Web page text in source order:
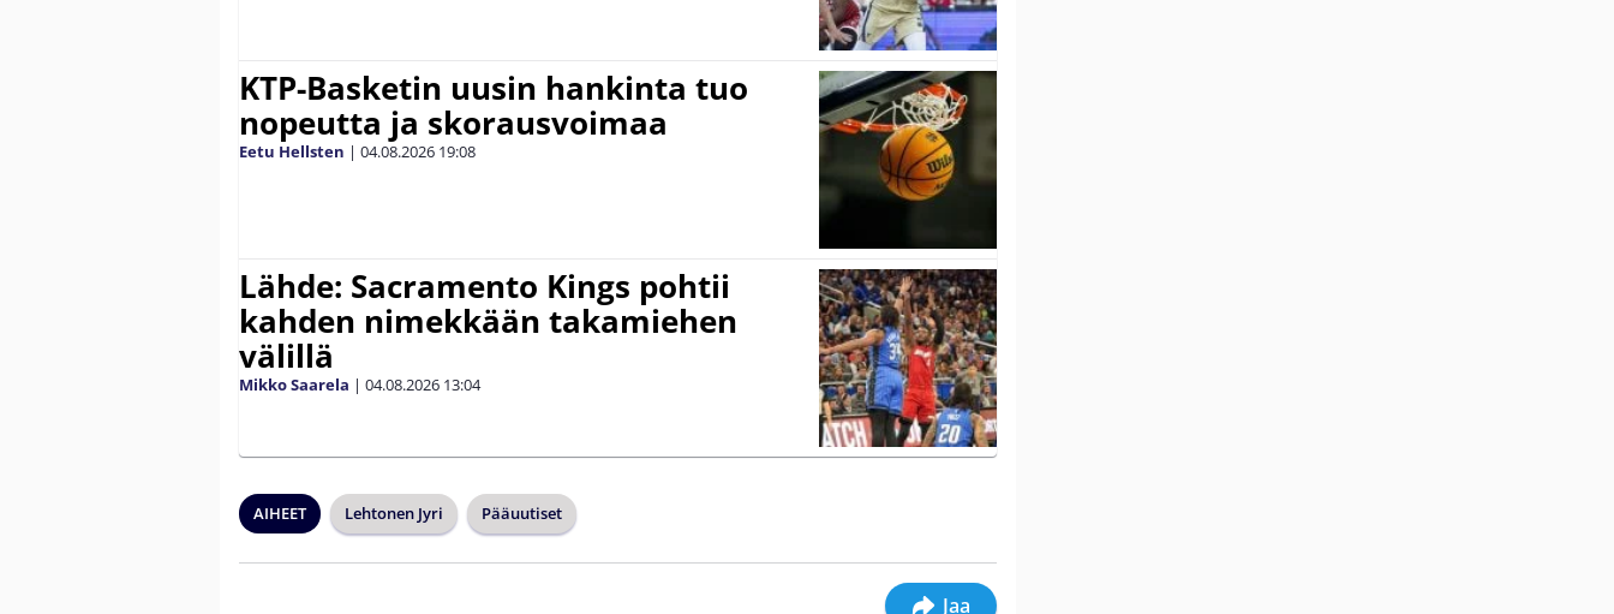
KTP-Basketin uusin hankinta tuo
nopeutta ja skorausvoimaa
Eetu Hellsten | 04.08.2026 19:08
Lähde: Sacramento Kings pohtii
kahden nimekkään takamiehen
välillä
Mikko Saarela | 04.08.2026 13:04
AIHEET Lehtonen Jyri Pääuutiset
Jaa